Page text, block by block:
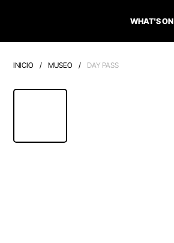
WHAT'S ON
INICIO / MUSEO / DAY PASS